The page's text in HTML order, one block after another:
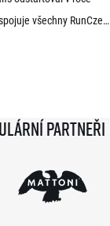
všechny RunCzech
18 měsíců,partneři